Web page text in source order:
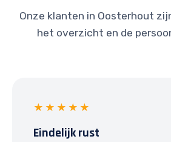
Onze klanten in Oosterhout
het overzicht en de
★★★★★
Eindelijk rust